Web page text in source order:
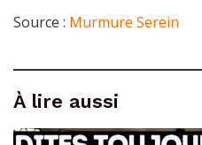
Source : Murmure Serein
À lire aussi